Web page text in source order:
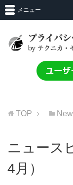
メニュー
TOP
ニュース
4月）